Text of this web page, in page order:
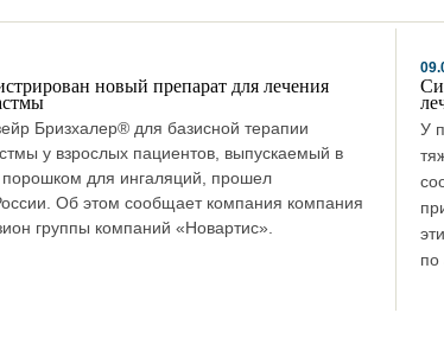
новый препарат для лечения
Бризхалер® для базисной терапии
у взрослых пациентов, выпускаемый в
для ингаляций, прошел
Об этом сообщает компания компания
группы компаний «Новартис».
У
по